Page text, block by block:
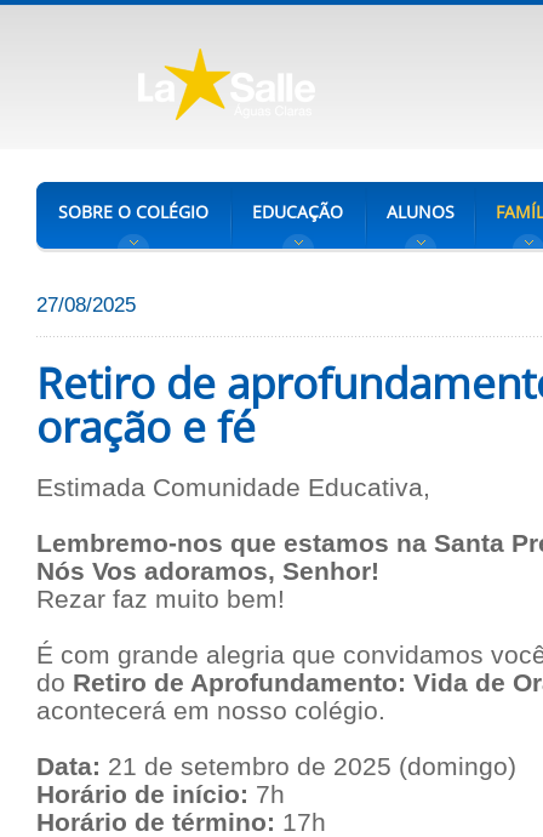
SOBRE O COLÉGIO EDUCAÇÃO ALUNOS
27/08/2025
Retiro de
oração e fé
Estimada Comunidade Educativa,
Lembremo-nos que estamos na Santa
Nós Vos adoramos, Senhor!
Rezar faz muito bem!
É com grande alegria que convidamos
do Retiro de Aprofundamento: Vida de
acontecerá em nosso colégio.
Data: 21 de setembro de 2025 (domingo)
Horário de início: 7h
Horário de término: 17h